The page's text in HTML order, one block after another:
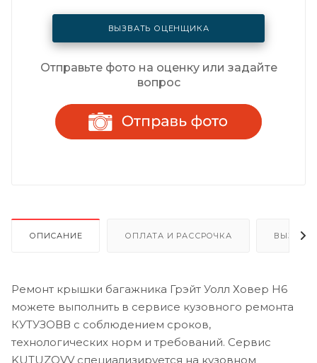
ВЫЗВАТЬ ОЦЕНЩИКА
Отправьте фото на оценку или задайте
вопрос
ОПИСАНИЕ ОПЛАТА И РАССРОЧКА ВЫЗОВ
Ремонт крышки багажника Грэйт Уолл Ховер Н6
можете выполнить в сервисе кузовного ремонта
КУТУЗОВВ с соблюдением сроков,
технологических норм и требований. Сервис
KUTUZOVV специализируется на кузовном